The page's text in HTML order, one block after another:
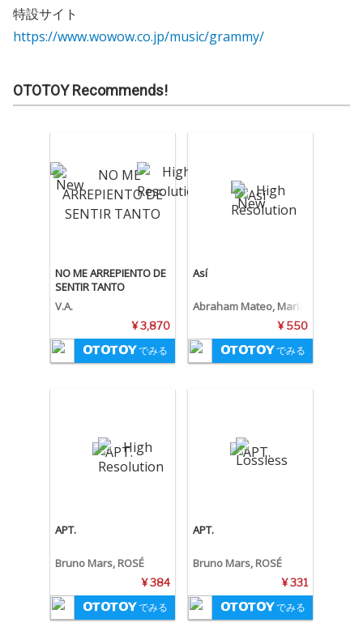
特設サイト
https://www.wowow.co.jp/music/grammy/
OTOTOY Recommends!
NO ME ARREPIENTO DE
SENTIR TANTO
V.A.
¥ 3,870
でみる
Así
Abraham Mateo, Maria
¥ 550
でみる
APT.
Bruno Mars, ROSÉ
¥ 384
でみる
APT.
Bruno Mars, ROSÉ
¥ 331
でみる